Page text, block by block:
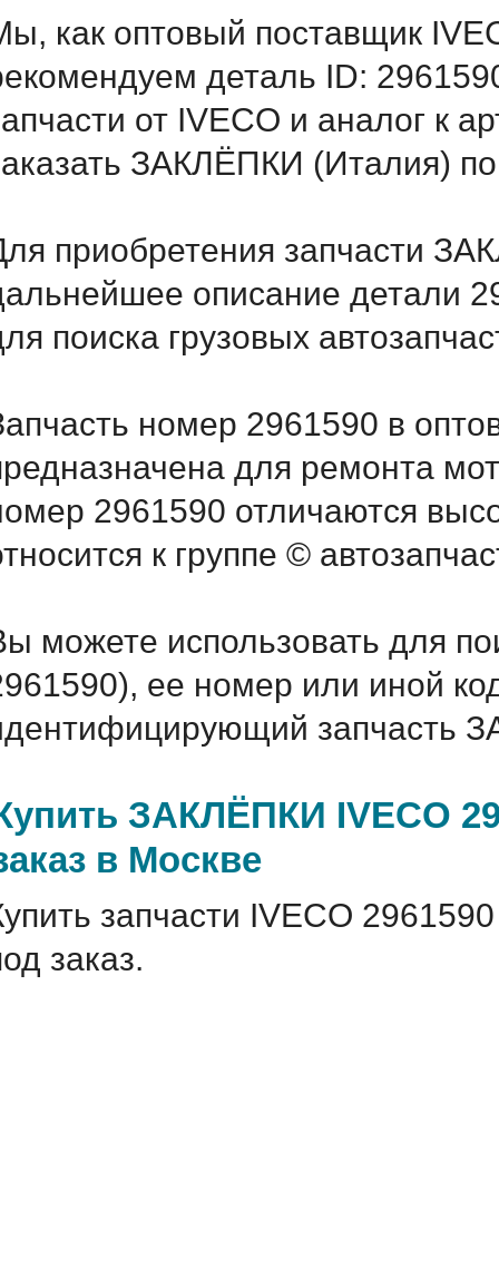
как оптовый поставщик
деталь ID:
от IVECO и аналог к
ЗАКЛЁПКИ (Италия)
приобретения запчасти
описание детали
поиска грузовых
номер 2961590 в
для ремонта
2961590 отличаются
к группе ©
можете использовать для
ее номер или иной
запчасть
ЗАКЛЁПКИ IVECO
в Москве
запчасти IVECO
заказ.